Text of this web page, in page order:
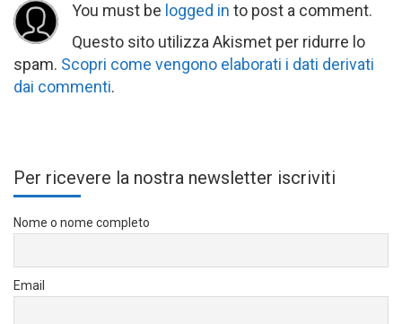
You must be logged in to post a comment.
Questo sito utilizza Akismet per ridurre lo
spam. Scopri come vengono elaborati i dati derivati
dai commenti.
Per ricevere la nostra newsletter iscriviti
Nome o nome completo
Email